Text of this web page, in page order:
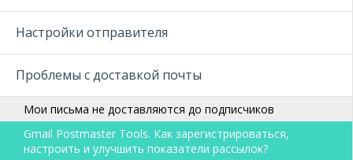
Настройки отправителя
Проблемы с доставкой почты
Мои письма не доставляются до подписчиков
Gmail Postmaster Tools. Как зарегистрироваться,
настроить и улучшить показатели рассылок?